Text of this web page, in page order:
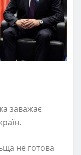
заважає
не готова